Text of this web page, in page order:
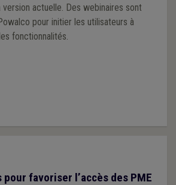
actuelle. Des webinaires sont
pour initier les utilisateurs à
fonctionnalités.
pour favoriser l’accès des PME